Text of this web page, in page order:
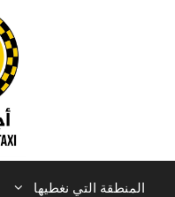
المنطقة التي نغطيها